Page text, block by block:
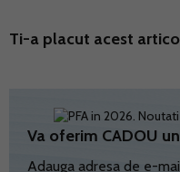
Ti-a placut acest
Va oferim CADOU
Adauga adresa de e-